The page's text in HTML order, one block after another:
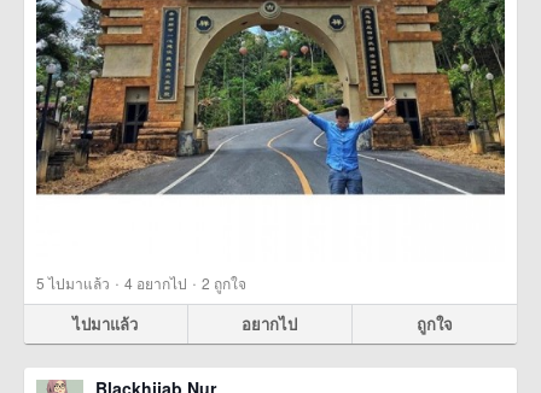
5ไปมาแล้ว · 4 อยากไป · 2 ถูกใจ
ไปมาแล้ว อยากไป ถูกใจ